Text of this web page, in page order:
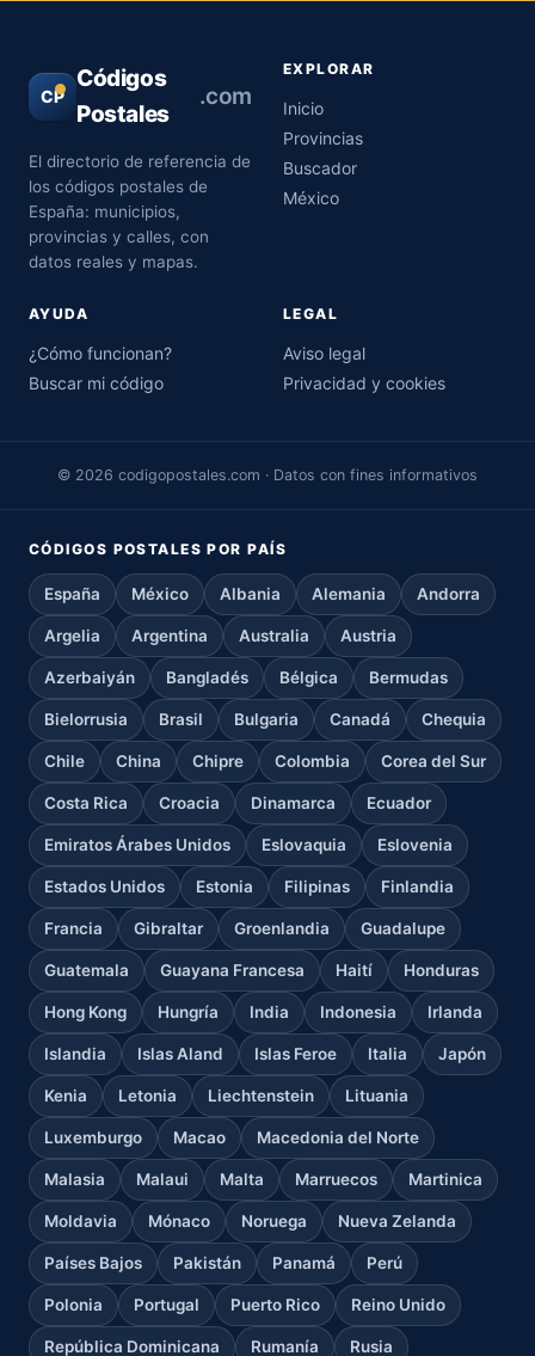
CP
Códigos
Postales
.com
El directorio de referencia de
los códigos postales de
España: municipios,
provincias y calles, con
datos reales y mapas.
EXPLORAR
Inicio
Provincias
Buscador
México
AYUDA
¿Cómo funcionan?
Buscar mi código
LEGAL
Aviso legal
Privacidad y cookies
© 2026 codigopostales.com · Datos con fines informativos
CÓDIGOS POSTALES POR PAÍS
España México Albania Alemania Andorra
Argelia Argentina Australia Austria
Azerbaiyán Bangladés Bélgica Bermudas
Bielorrusia Brasil Bulgaria Canadá Chequia
Chile China Chipre Colombia Corea del Sur
Costa Rica Croacia Dinamarca Ecuador
Emiratos Árabes Unidos Eslovaquia Eslovenia
Estados Unidos Estonia Filipinas Finlandia
Francia Gibraltar Groenlandia Guadalupe
Guatemala Guayana Francesa Haití Honduras
Hong Kong Hungría India Indonesia Irlanda
Islandia Islas Aland Islas Feroe Italia Japón
Kenia Letonia Liechtenstein Lituania
Luxemburgo Macao Macedonia del Norte
Malasia Malaui Malta Marruecos Martinica
Moldavia Mónaco Noruega Nueva Zelanda
Países Bajos Pakistán Panamá Perú
Polonia Portugal Puerto Rico Reino Unido
República Dominicana Rumanía Rusia